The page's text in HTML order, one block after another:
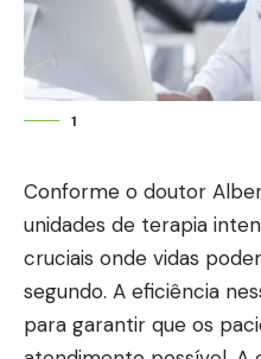
1
Conforme o doutor
unidades de terapia
cruciais onde vidas
segundo. A eficiência
para garantir que os